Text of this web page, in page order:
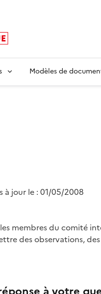
Modèles de
à jour le : 01/05/2008
membres du comité
des observations,